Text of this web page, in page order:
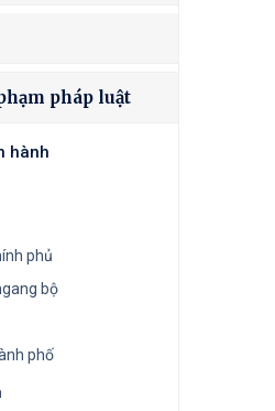
pháp luật
hành
phủ
bộ
phố